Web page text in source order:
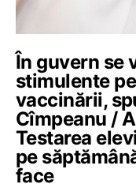
În guvern se
stimulente
vaccinării,
Cîmpeanu /
Testarea
pe
face